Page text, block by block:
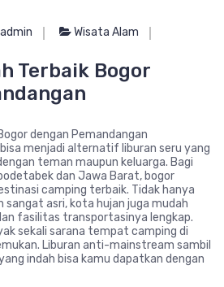
Wisata Alam
Terbaik Bogor
dengan Pemandangan
menjadi alternatif liburan seru yang
teman maupun keluarga. Bagi
dan Jawa Barat, bogor
camping terbaik. Tidak hanya
sangat asri, kota hujan juga mudah
fasilitas transportasinya lengkap.
sekali sarana tempat camping di
Liburan anti-mainstream sambil
indah bisa kamu dapatkan dengan